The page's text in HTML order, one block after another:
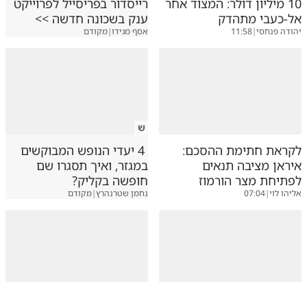
10 מיליון דולר: המצוד אחר
אל-כעבי מתהדק
יהודה פנחסי|
11:58
רייסדור בפריסייל לפרוייקט
ענק בשכונה חדשה >>
אסף מגידו|מקודם
לקראת חתימת ההסכם:
איראן מציבה תנאים
לפתיחת מצר הורמוז
אליהו לוי|
07:04
ש
4 יעדי הנופש המבוקשים
במגזר, ואיך תסגרו שם
חופשה בקליק?
נחמן שטרנהרץ|מקודם